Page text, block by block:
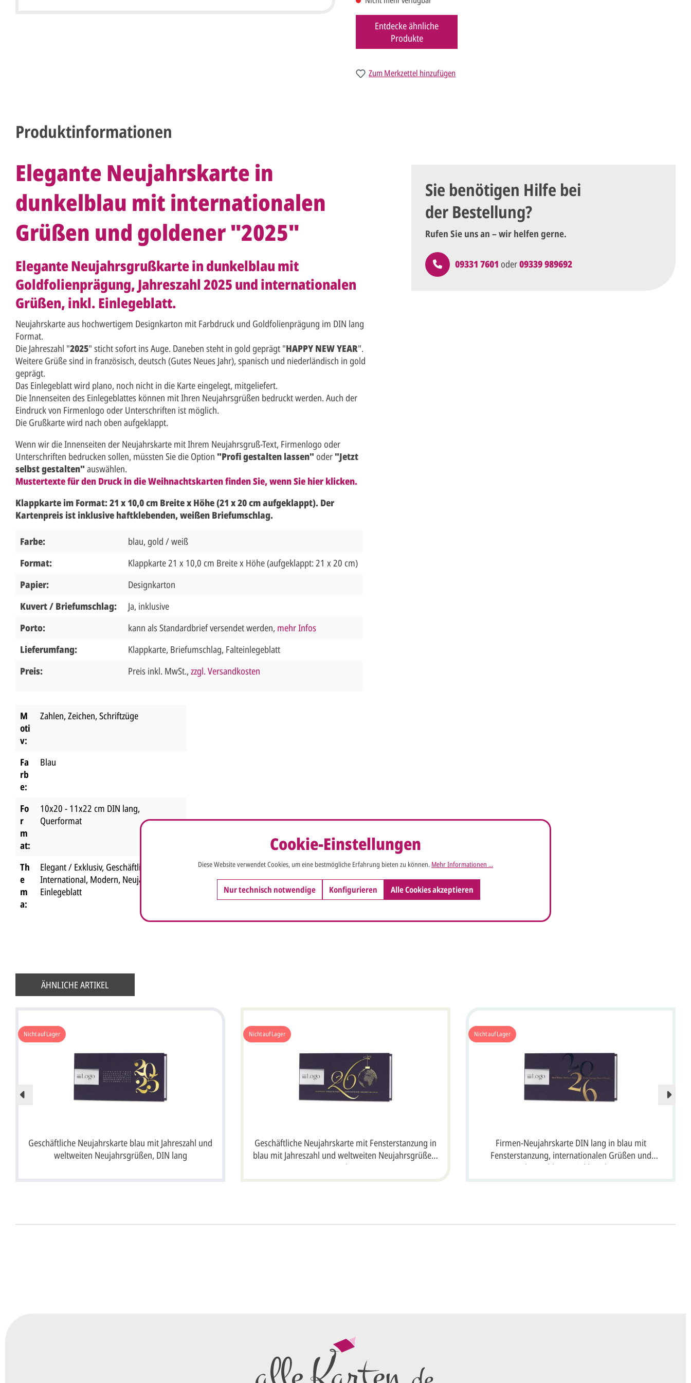
Entdecke ähnliche
Produkte
Zum Merkzettel hinzufügen
Produktinformationen
Elegante Neujahrskarte in
dunkelblau mit internationalen
Grüßen und goldener "2025"
Elegante Neujahrsgrußkarte in dunkelblau mit
Goldfolienprägung, Jahreszahl 2025 und internationalen
Grüßen, inkl. Einlegeblatt.
Neujahrskarte aus hochwertigem Designkarton mit Farbdruck und Goldfolienprägung im DIN lang
Format.
Die Jahreszahl "2025" sticht sofort ins Auge. Daneben steht in gold geprägt "HAPPY NEW YEAR".
Weitere Grüße sind in französisch, deutsch (Gutes Neues Jahr), spanisch und niederländisch in gold
geprägt.
Das Einlegeblatt wird plano, noch nicht in die Karte eingelegt, mitgeliefert.
Die Innenseiten des Einlegeblattes können mit Ihren Neujahrsgrüßen bedruckt werden. Auch der
Eindruck von Firmenlogo oder Unterschriften ist möglich.
Die Grußkarte wird nach oben aufgeklappt.
Wenn wir die Innenseiten der Neujahrskarte mit Ihrem Neujahrsgruß-Text, Firmenlogo oder
Unterschriften bedrucken sollen, müssten Sie die Option "Profi gestalten lassen" oder"Jetzt
selbst gestalten" auswählen.
Mustertexte für den Druck in die Weihnachtskarten finden Sie, wenn Sie hier klicken.
Klappkarte im Format: 21 x 10,0 cm Breite x Höhe (21 x 20 cm aufgeklappt). Der
Kartenpreis ist inklusive haftklebenden, weißen Briefumschlag.
Farbe:
blau, gold / weiß
Format:
Klappkarte 21 x 10,0 cm Breite x Höhe (aufgeklappt: 21 x 20 cm)
Papier:
Designkarton
Kuvert / Briefumschlag:
Ja, inklusive
Porto:
kann als Standardbrief versendet werden, mehr Infos
Lieferumfang:
Klappkarte, Briefumschlag, Falteinlegeblatt
Preis:
Preis inkl. MwSt., zzgl. Versandkosten
M
oti
v:
Zahlen, Zeichen, Schriftzüge
Fa
rb
e:
Blau
Fo
r
m
at:
10x20 - 11x22 cm DIN lang,
Querformat
Th
e
m
a:
Elegant / Exklusiv, Geschäftlich
International, Modern, Neujahr
Einlegeblatt
Sie benötigen Hilfe bei
der Bestellung?
Rufen Sie uns an – wir helfen gerne.
09331 7601 oder09339 989692
ÄHNLICHE ARTIKEL
Nicht auf Lager
Geschäftliche Neujahrskarte blau mit Jahreszahl und
weltweiten Neujahrsgrüßen, DIN lang
Nicht auf Lager
Geschäftliche Neujahrskarte mit Fensterstanzung in
blau mit Jahreszahl und weltweiten Neujahrsgrüßen,
DIN lang
Nicht auf Lager
Firmen-Neujahrskarte DIN lang in blau mit
Fensterstanzung, internationalen Grüßen und
Jahreszahl 2026 inkl. Einleger
Sie setzen sich mit uns in Verbindung (telefonisch oder per
E-Mail) und besprechen mit uns, was Sie am
Cookie-Einstellungen
Diese Website verwendet Cookies, um eine bestmögliche Erfahrung bieten zu können. Mehr Informationen ...
Nur technisch notwendige Konfigurieren Alle Cookies akzeptieren